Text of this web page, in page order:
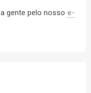
gente pelo nosso e-